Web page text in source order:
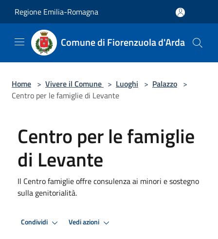
Regione Emilia-Romagna
Comune di Fiorenzuola d'Arda
Home > Vivere il Comune > Luoghi > Palazzo >
Centro per le famiglie di Levante
Centro per le famiglie
di Levante
Il Centro famiglie offre consulenza ai minori e sostegno
sulla genitorialità.
Condividi Vedi azioni